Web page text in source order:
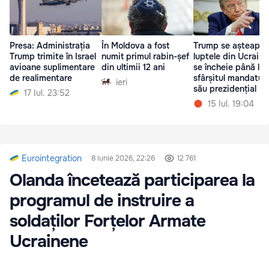
Presa: Administrația
Trump trimite în Israel
avioane suplimentare
de realimentare
17 Iul. 23:52
În Moldova a fost
numit primul rabin-șef
din ultimii 12 ani
ieri
Trump se
luptele din
se încheie până la
sfârșitul
său prezidențial
15 Iul. 19:04
Eurointegration 8 iunie 2026, 22:26 12 761
Olanda încetează participarea la
programul de instruire a
soldaților Forțelor Armate
Ucrainene